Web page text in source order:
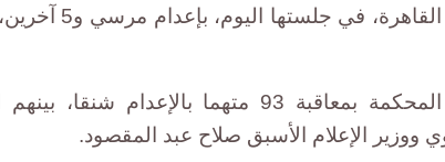
محكمة جنايات
وغيابيا، قضت المحكمة بمعاقبة 93 متهما بالإعدام
ووزير الإعلام الأسبق صلاح عبد المقصود.